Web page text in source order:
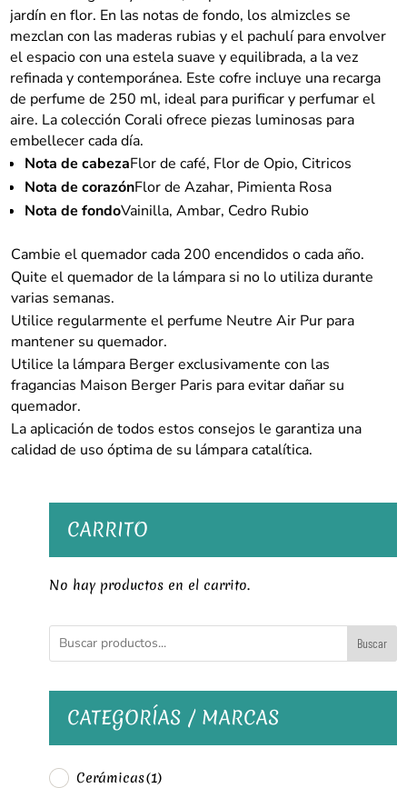
jardín en flor. En las notas de fondo, los almizcles se
mezclan con las maderas rubias y el pachulí para envolver
el espacio con una estela suave y equilibrada, a la vez
refinada y contemporánea. Este cofre incluye una recarga
de perfume de 250 ml, ideal para purificar y perfumar el
aire. La colección Corali ofrece piezas luminosas para
embellecer cada día.
Nota de cabezaFlor de café, Flor de Opio, Citricos
Nota de corazónFlor de Azahar, Pimienta Rosa
Nota de fondoVainilla, Ambar, Cedro Rubio
Cambie el quemador cada 200 encendidos o cada año.
Quite el quemador de la lámpara si no lo utiliza durante
varias semanas.
Utilice regularmente el perfume Neutre Air Pur para
mantener su quemador.
Utilice la lámpara Berger exclusivamente con las
fragancias Maison Berger Paris para evitar dañar su
quemador.
La aplicación de todos estos consejos le garantiza una
calidad de uso óptima de su lámpara catalítica.
CARRITO
No hay productos en el carrito.
Buscar
CATEGORÍAS / MARCAS
Cerámicas(1)